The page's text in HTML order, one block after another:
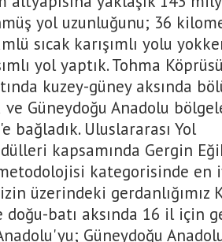
yol uzunluğunu; 36
sıcak karışımlı yolu
yol yaptık. Tohma
kuzey-güney aksında
Güneydoğu Anadolu
bağladık. Uluslararası Yol
kapsamında Gergin
kategorisinde en
üzerindeki gerdanlığımız
doğu-batı aksında 16 il için
Güneydoğu